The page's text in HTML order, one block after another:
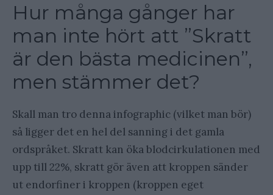
Hur många gånger har
man inte hört att ”Skratt
är den bästa medicinen”,
men stämmer det?
Skall man tro denna infographic (vilket man bör)
så ligger det en hel del sanning i det gamla
ordspråket. Skratt kan öka blodcirkulationen med
upp till 22%, skratt gör även att kroppen sänder
ut endorfiner i kroppen (kroppen eget